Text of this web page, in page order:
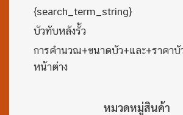
{search_term_string}
บัวทับหลังรั้ว
การคำนวณ+ขนาดบัว+และ+ราคา
หน้าต่าง
หมวดหมู่สินค้า